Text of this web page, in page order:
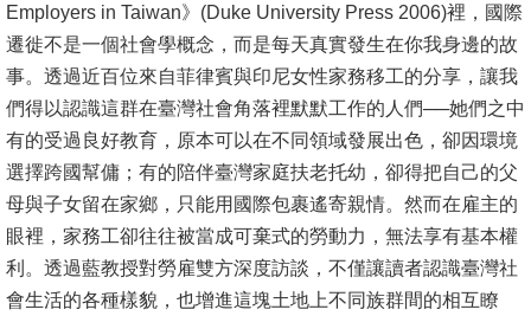
網
站
導
覽
English
心
輔
專
Employers in Taiwan》(Duke University Press 2006)裡，國際
遷徙不是一個社會學概念，而是每天真實發生在你我身邊的故
事。透過近百位來自菲律賓與印尼女性家務移工的分享，讓我
們得以認識這群在臺灣社會角落裡默默工作的人們──她們之中
有的受過良好教育，原本可以在不同領域發展出色，卻因環境
選擇跨國幫傭；有的陪伴臺灣家庭扶老托幼，卻得把自己的父
母與子女留在家鄉，只能用國際包裹遙寄親情。然而在雇主的
眼裡，家務工卻往往被當成可棄式的勞動力，無法享有基本權
利。透過藍教授對勞雇雙方深度訪談，不僅讓讀者認識臺灣社
會生活的各種樣貌，也增進這塊土地上不同族群間的相互瞭